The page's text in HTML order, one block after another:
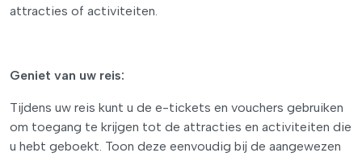
attracties of activiteiten.
Geniet van uw reis:
Tijdens uw reis kunt u de e-tickets en vouchers gebruiken
om toegang te krijgen tot de attracties en activiteiten die
u hebt geboekt. Toon deze eenvoudig bij de aangewezen